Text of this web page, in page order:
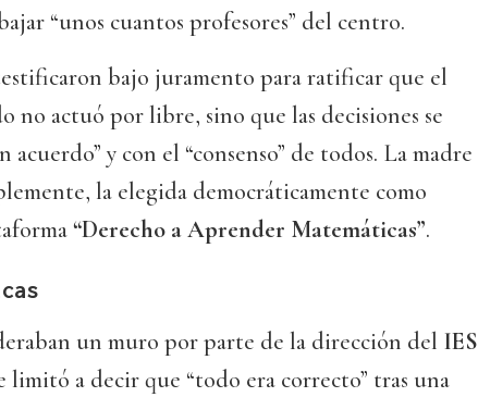
“unos cuantos profesores” del centro.
bajo juramento para ratificar que el
no actuó por libre, sino que las decisiones se
acuerdo” y con el “consenso” de todos. La madre
la elegida democráticamente como
“Derecho a Aprender Matemáticas”.
un muro por parte de la dirección del IES
limitó a decir que “todo era correcto” tras una